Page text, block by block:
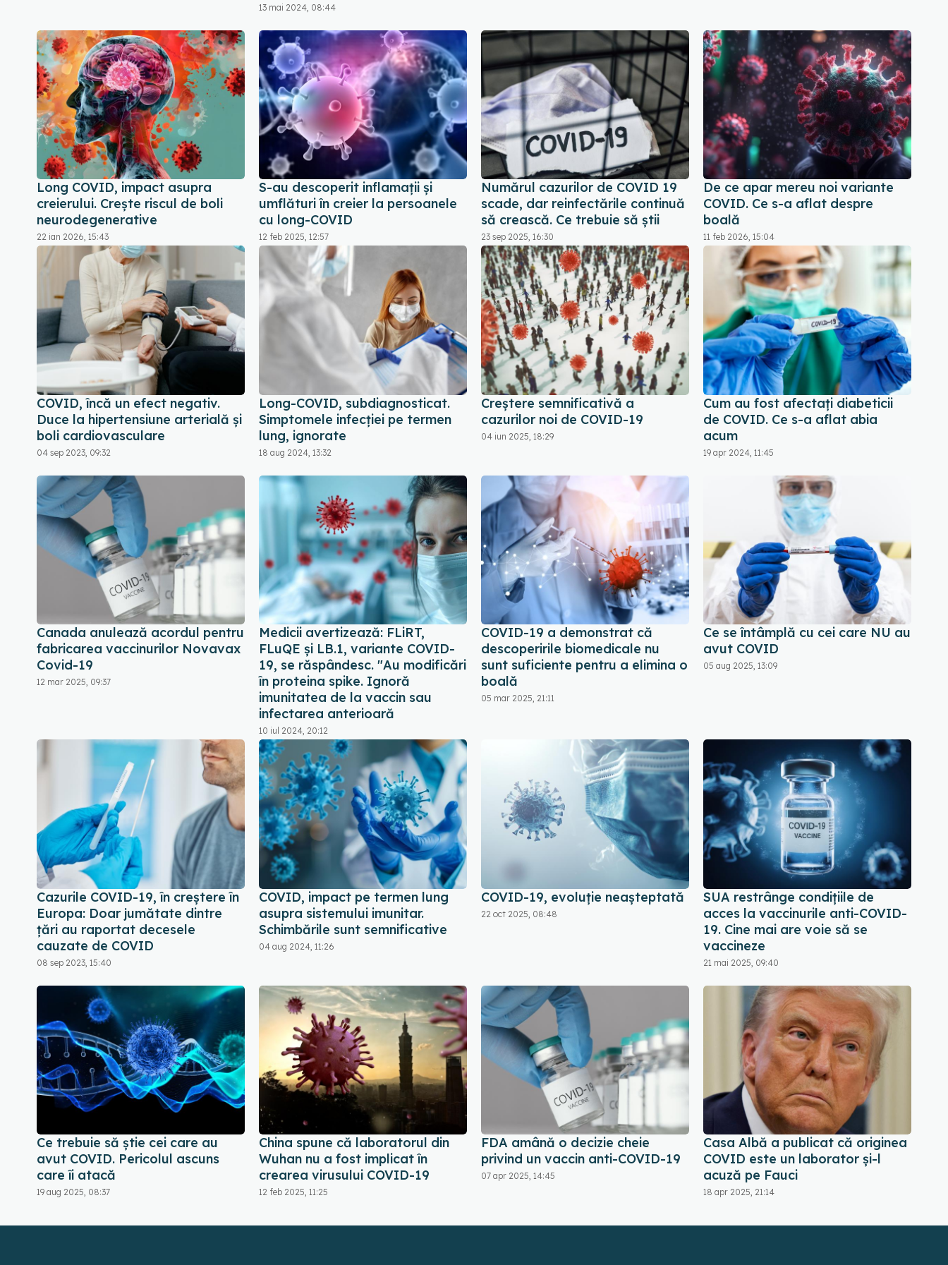
13 mai 2024, 08:44
Long COVID, impact asupra
creierului. Crește riscul de boli
neurodegenerative
22 ian 2026, 15:43
S-au descoperit inflamaţii și
umflături în creier la persoanele
cu long-COVID
12 feb 2025, 12:57
Numărul cazurilor de COVID 19
scade, dar reinfectările continuă
să crească. Ce trebuie să știi
23 sep 2025, 16:30
De ce apar mereu noi variante
COVID. Ce s-a aflat despre
boală
11 feb 2026, 15:04
COVID, încă un efect negativ.
Duce la hipertensiune arterială și
boli cardiovasculare
04 sep 2023, 09:32
Long-COVID, subdiagnosticat.
Simptomele infecției pe termen
lung, ignorate
18 aug 2024, 13:32
Creștere semnificativă a
cazurilor noi de COVID-19
04 iun 2025, 18:29
Cum au fost afectați diabeticii
de COVID. Ce s-a aflat abia
acum
19 apr 2024, 11:45
Canada anulează acordul pentru
fabricarea vaccinurilor Novavax
Covid-19
12 mar 2025, 09:37
Medicii avertizează: FLiRT,
FLuQE și LB.1, variante COVID-
19, se răspândesc. "Au modificări
în proteina spike. Ignoră
imunitatea de la vaccin sau
infectarea anterioară
10 iul 2024, 20:12
COVID-19 a demonstrat că
descoperirile biomedicale nu
sunt suficiente pentru a elimina o
boală
05 mar 2025, 21:11
Ce se întâmplă cu cei care NU au
avut COVID
05 aug 2025, 13:09
Cazurile COVID-19, în creștere în
Europa: Doar jumătate dintre
țări au raportat decesele
cauzate de COVID
08 sep 2023, 15:40
COVID, impact pe termen lung
asupra sistemului imunitar.
Schimbările sunt semnificative
04 aug 2024, 11:26
COVID-19, evoluție neașteptată
22 oct 2025, 08:48
SUA restrânge condiţiile de
acces la vaccinurile anti-COVID-
19. Cine mai are voie să se
vaccineze
21 mai 2025, 09:40
Ce trebuie să știe cei care au
avut COVID. Pericolul ascuns
care îi atacă
19 aug 2025, 08:37
China spune că laboratorul din
Wuhan nu a fost implicat în
crearea virusului COVID-19
12 feb 2025, 11:25
FDA amână o decizie cheie
privind un vaccin anti-COVID-19
07 apr 2025, 14:45
Casa Albă a publicat că originea
COVID este un laborator și-l
acuză pe Fauci
18 apr 2025, 21:14